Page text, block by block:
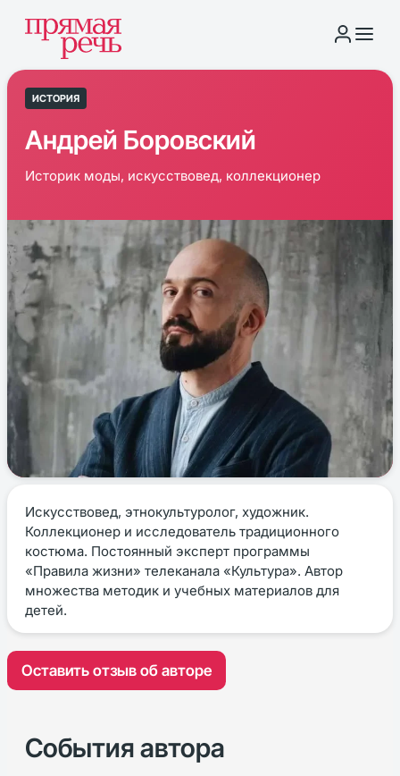
ИСТОРИЯ
Андрей Боровский
Историк моды, искусствовед, коллекционер
Искусствовед, этнокультуролог, художник.
Коллекционер и исследователь традиционного
костюма. Постоянный эксперт программы
«Правила жизни» телеканала «Культура». Автор
множества методик и учебных материалов для
детей.
Оставить отзыв об авторе
События автора